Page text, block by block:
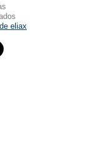
eliax